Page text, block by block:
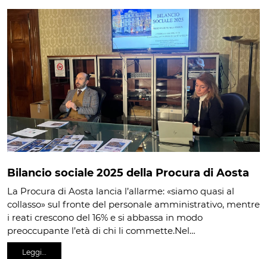
Bilancio sociale 2025 della Procura di Aosta
La Procura di Aosta lancia l’allarme: «siamo quasi al
collasso» sul fronte del personale amministrativo, mentre
i reati crescono del 16% e si abbassa in modo
preoccupante l’età di chi li commette.Nel…
Leggi…